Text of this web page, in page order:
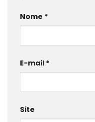
Nome *
E-mail *
Site